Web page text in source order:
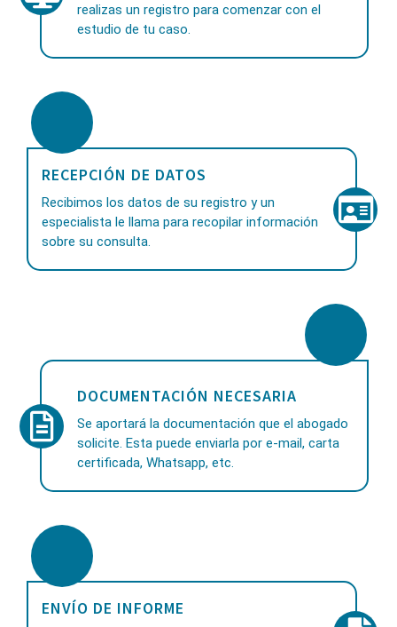
realizas un registro para comenzar con el
estudio de tu caso.
RECEPCIÓN DE DATOS
Recibimos los datos de su registro y un
especialista le llama para recopilar información
sobre su consulta.
DOCUMENTACIÓN NECESARIA
Se aportará la documentación que el abogado
solicite. Esta puede enviarla por e-mail, carta
certificada, Whatsapp, etc.
ENVÍO DE INFORME